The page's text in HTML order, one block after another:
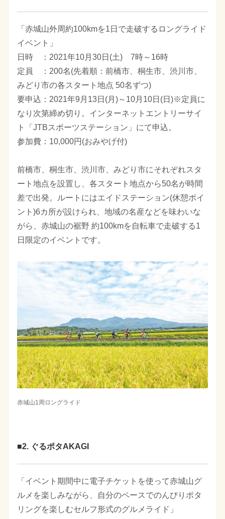
「赤城山外周約100kmを1日で走破するロングライド
イベント」
日時 ：2021年10月30日(土) 7時～16時
定員 ：200名(先着順：前橋市、桐生市、渋川市、
みどり市の各スタート地点 50名ずつ)
要申込：2021年9月13日(月)～10月10日(日)※定員に
なり次第締め切り。インターネットエントリーサイ
ト「JTBスポーツステーション」にて申込。
参加費：10,000円(おみやげ付)
前橋市、桐生市、渋川市、みどり市にそれぞれスタ
ート地点を設置し、各スタート地点から50名が時間
差で出発。ルートにはエイドステーション(休憩ポイ
ント)6カ所が設けられ、地域の名産などを味わいな
がら、赤城山の裾野 約100kmを自転車で走破する1
日限定のイベントです。
赤城山1周ロングライド
■2. ぐるポタAKAGI
「イベント期間中に電子チケットを使って赤城山グ
ルメを楽しみながら、自分のペースでのんびりポタ
リングを楽しむセルフ形式のグルメライド」